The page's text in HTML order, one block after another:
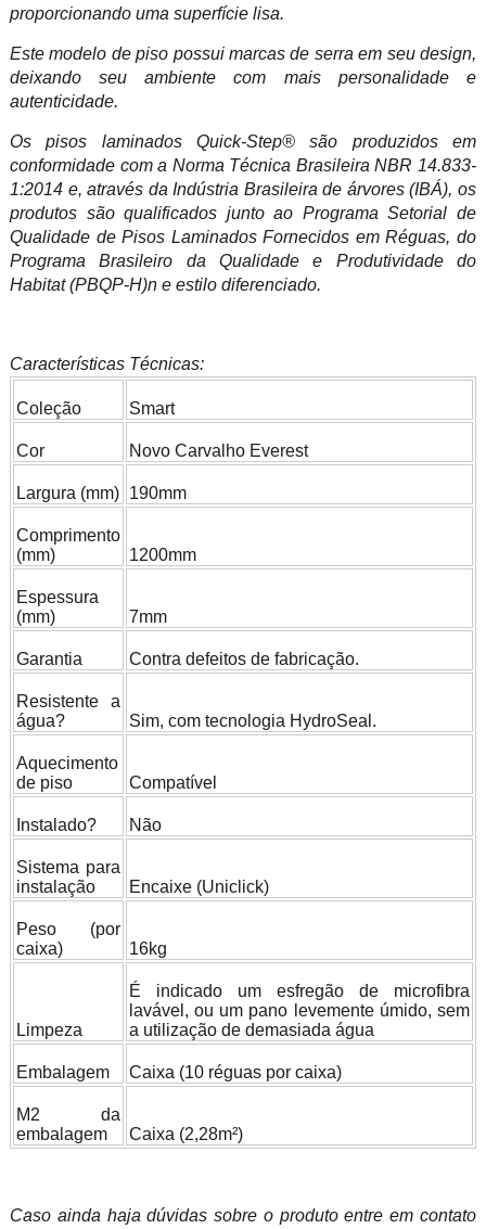
proporcionando uma superfície lisa.
Este modelo de piso possui marcas de serra em seu design,
deixando seu ambiente com mais personalidade e
autenticidade.
Os pisos laminados Quick-Step® são produzidos em
conformidade com a Norma Técnica Brasileira NBR 14.833-
1:2014 e, através da Indústria Brasileira de árvores (IBÁ), os
produtos são qualificados junto ao Programa Setorial de
Qualidade de Pisos Laminados Fornecidos em Réguas, do
Programa Brasileiro da Qualidade e Produtividade do
Habitat (PBQP-H)n e estilo diferenciado.
CaracterísticasTécnicas:
Coleção Smart
Cor Novo Carvalho Everest
Largura (mm) 190mm
Comprimento
(mm)
1200mm
Espessura
(mm)
7mm
Garantia Contra defeitos de fabricação.
Resistente a
gua?
Sim, com tecnologia HydroSeal.
Aquecimento
de piso
Compatível
Instalado? Não
Sistema para
instalação
Encaixe (Uniclick)
Peso (por
caixa)
16kg
Limpeza
É indicado um esfregão de microfibra
lavável, ou um pano levemente úmido, sem
a utilização de demasiada água
Embalagem Caixa (10 réguas por caixa)
M2 da
embalagem
Caixa (2,28m²)
Caso ainda haja dúvidas sobre o produto entre em contato